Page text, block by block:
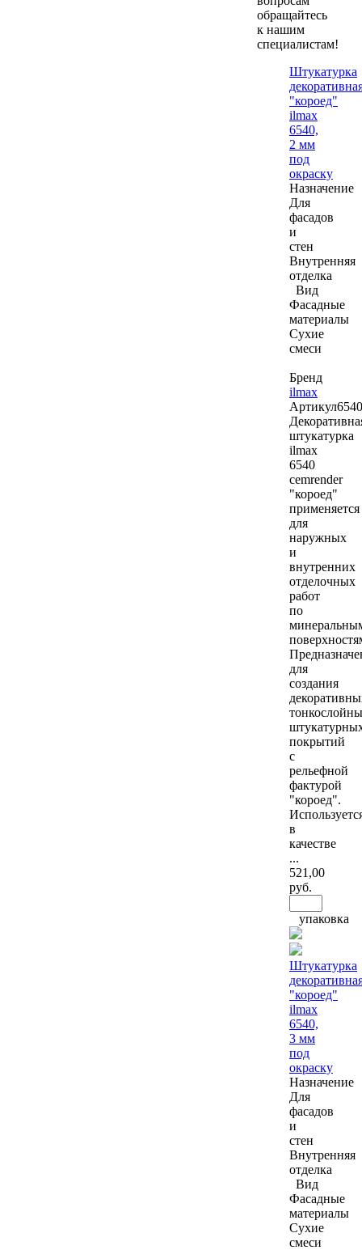
обращайтесь
к нашим
специалистам!
Штукатурка
"короед"
ilmax
6540,
2 мм
под
окраску
Назначение
Для
фасадов
и
стен
Внутренняя
отделка
Вид
Фасадные
материалы
Сухие
смеси
Бренд
ilmax
Артикул
штукатурка
ilmax
6540
cemrender
"короед"
применяется
для
наружных
и
внутренних
отделочных
работ
по
для
создания
покрытий
с
рельефной
фактурой
"короед".
в
качестве
...
521 ,00
руб.
упаковка
Штукатурка
"короед"
ilmax
6540,
3 мм
под
окраску
Назначение
Для
фасадов
и
стен
Внутренняя
отделка
Вид
Фасадные
материалы
Сухие
смеси